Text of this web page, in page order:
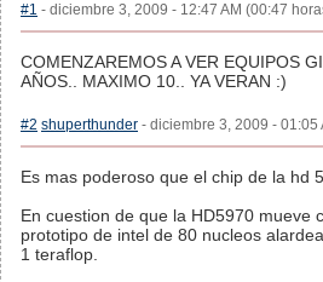
#1 - diciembre 3, 2009 - 12:47 AM (00:47
COMENZAREMOS A VER EQUIPOS
AÑOS.. MAXIMO 10.. YA VERAN :)
#2 shuperthunder - diciembre 3, 2009 - 01:05
Es mas poderoso que el chip de la hd
En cuestion de que la HD5970 mueve
prototipo de intel de 80 nucleos
1 teraflop.